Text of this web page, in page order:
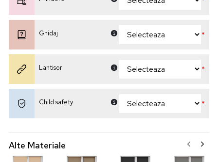
Ghidaj *
Lantisor *
Child safety *
Alte Materiale